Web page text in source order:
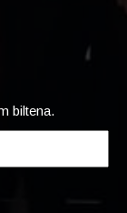
biltena.